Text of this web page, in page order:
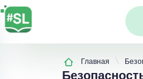
Главная